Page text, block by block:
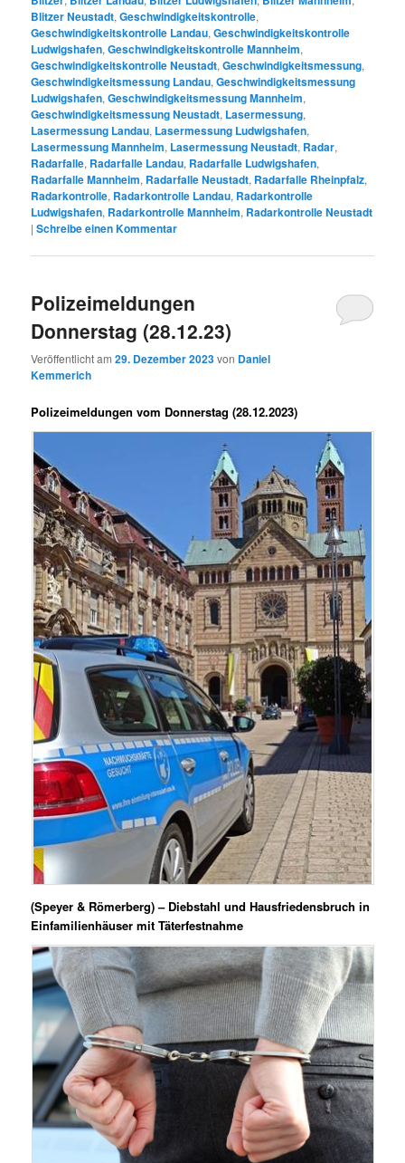
Blitzer Neustadt,Geschwindigkeitskontrolle,
Geschwindigkeitskontrolle Landau,Geschwindigkeitskontrolle
Ludwigshafen,Geschwindigkeitskontrolle Mannheim,
Geschwindigkeitskontrolle Neustadt,Geschwindigkeitsmessung,
Geschwindigkeitsmessung Landau,Geschwindigkeitsmessung
Ludwigshafen,Geschwindigkeitsmessung Mannheim,
Geschwindigkeitsmessung Neustadt, Lasermessung,
Lasermessung Landau, Lasermessung Ludwigshafen,
Lasermessung Mannheim, Lasermessung Neustadt, Radar,
Radarfalle, Radarfalle Landau, Radarfalle Ludwigshafen,
Radarfalle Mannheim, Radarfalle Neustadt, Radarfalle Rheinpfalz,
Radarkontrolle, Radarkontrolle Landau, Radarkontrolle
Ludwigshafen, Radarkontrolle Mannheim, Radarkontrolle Neustadt
|Schreibe einen Kommentar
Polizeimeldungen
Donnerstag (28.12.23)
Veröffentlicht am29. Dezember 2023von Daniel
Kemmerich
Polizeimeldungen vom Donnerstag (28.12.2023)
(Speyer & Römerberg) – Diebstahl und Hausfriedensbruch in
Einfamilienhäuser mit Täterfestnahme